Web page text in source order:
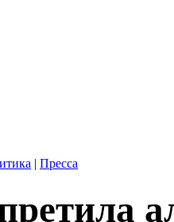
| Пресса